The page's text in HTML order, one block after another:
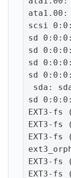
ata1.00:
scsi
sd
sd
sd
sd
sda:
sd
EXT3-
EXT3-
EXT3-fs
EXT3-fs
EXT3-fs